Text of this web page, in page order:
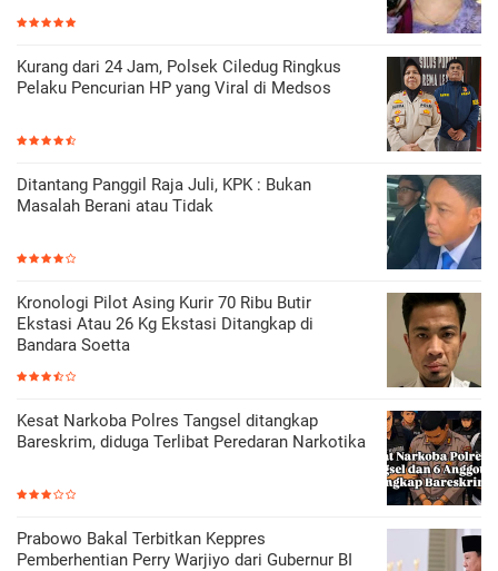
Kurang dari 24 Jam, Polsek Ciledug Ringkus
Pelaku Pencurian HP yang Viral di Medsos
Ditantang Panggil Raja Juli, KPK : Bukan
Masalah Berani atau Tidak
Kronologi Pilot Asing Kurir 70 Ribu Butir
Ekstasi Atau 26 Kg Ekstasi Ditangkap di
Bandara Soetta
Kesat Narkoba Polres Tangsel ditangkap
Bareskrim, diduga Terlibat Peredaran Narkotika
Prabowo Bakal Terbitkan Keppres
Pemberhentian Perry Warjiyo dari Gubernur BI